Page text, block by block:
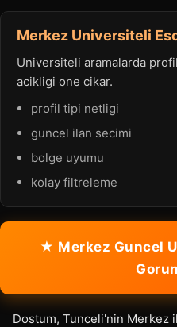
Merkez Universiteli
Universiteli aramalarda
acikligi one cikar.
profil tipi netligi
guncel ilan secimi
bolge uyumu
kolay filtreleme
★ Merkez Guncel
Dostum, Tunceli'nin Merkez